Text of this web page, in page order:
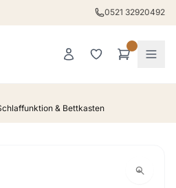
0521 32920492
& Bettkasten